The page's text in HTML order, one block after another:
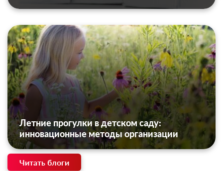
Летние прогулки в детском саду:
инновационные методы организации
Читать блоги